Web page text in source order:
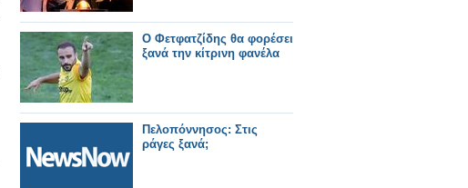
Ο Φετφατζίδης θα φορέσει
ξανά την κίτρινη φανέλα
Πελοπόννησος: Στις
ράγες ξανά;